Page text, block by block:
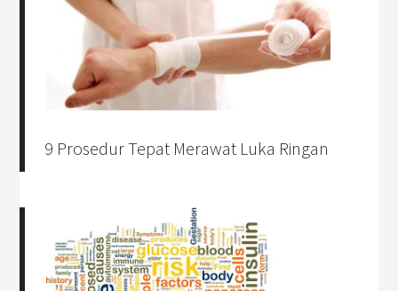
9 Prosedur Tepat Merawat Luka Ringan